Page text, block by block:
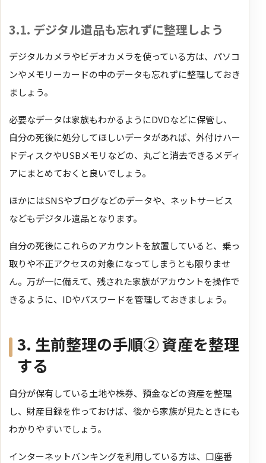
3.1. デジタル遺品も忘れずに整理しよう
デジタルカメラやビデオカメラを使っている方は、パソコ
ンやメモリーカードの中のデータも忘れずに整理しておき
ましょう。
必要なデータは家族もわかるようにDVDなどに保管し、
自分の死後に処分してほしいデータがあれば、外付けハー
ドディスクやUSBメモリなどの、丸ごと消去できるメディ
アにまとめておくと良いでしょう。
ほかにはSNSやブログなどのデータや、ネットサービス
などもデジタル遺品となります。
自分の死後にこれらのアカウントを放置していると、乗っ
取りや不正アクセスの対象になってしまうとも限りませ
ん。万が一に備えて、残された家族がアカウントを操作で
きるように、IDやパスワードを管理しておきましょう。
3. 生前整理の手順② 資産を整理
する
自分が保有している土地や株券、預金などの資産を整理
し、財産目録を作っておけば、後から家族が見たときにも
わかりやすいでしょう。
インターネットバンキングを利用している方は、口座番